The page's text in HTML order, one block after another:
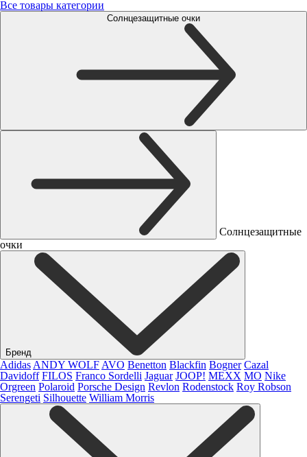
Все товары категории
Солнцезащитные очки
Солнцезащитные
очки
Бренд
Adidas ANDY WOLF AVO Benetton Blackfin Bogner Cazal
Davidoff FILOS Franco Sordelli Jaguar JOOP! MEXX MO Nike
Orgreen Polaroid Porsche Design Revlon Rodenstock Roy Robson
Serengeti Silhouette William Morris